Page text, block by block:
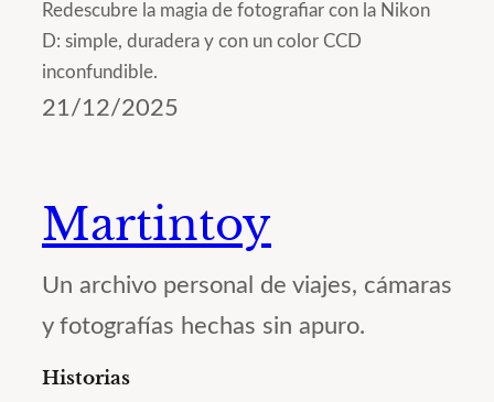
Redescubre la magia de fotografiar con la Nikon
D: simple, duradera y con un color CCD
inconfundible.
21/12/2025
Martintoy
Un archivo personal de viajes, cámaras
y fotografías hechas sin apuro.
Historias